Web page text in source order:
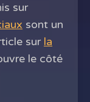
sur
sont un
sur la
le côté